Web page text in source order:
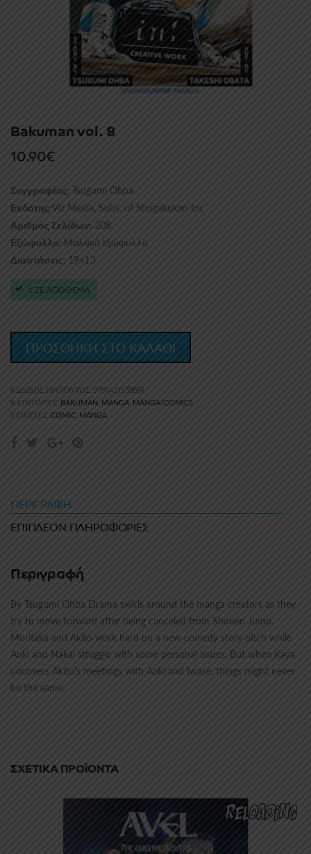
Bakuman vol. 8
10.90€
Συγγραφέας: Tsugumi Ohba
Εκδότης:Viz Media, Subs. of Shogakukan Inc
Αριθμός Σελίδων: 208
Εξώφυλλο: Μαλακό εξώφυλλο
Διαστάσεις: 19×13
1 ΣΕ ΑΠΟΘΕΜΑ
ΠΡΟΣΘΗΚΗ ΣΤΟ ΚΑΛΑΘΙ
ΚΩΔΙΚΌΣ ΠΡΟΪΌΝΤΟΣ: 9781421538891
ΚΑΤΗΓΟΡΊΕΣ: BAKUMAN MANGA, MANGA/COMICS
ΕΤΙΚΈΤΕΣ: COMIC, MANGA
ΠΕΡΙΓΡΑΦΉ
ΕΠΙΠΛΈΟΝ ΠΛΗΡΟΦΟΡΊΕΣ
Περιγραφή
By Tsugumi Ohba Drama swirls around the manga creators as they
try to move forward after being canceled from Shonen Jump.
Moritaka and Akito work hard on a new comedy story pitch while
Aoki and Nakai struggle with some personal issues. But when Kaya
uncovers Akito’s meetings with Aoki and Iwase, things might never
be the same.
ΣΧΕΤΙΚΆ ΠΡΟΪΌΝΤΑ